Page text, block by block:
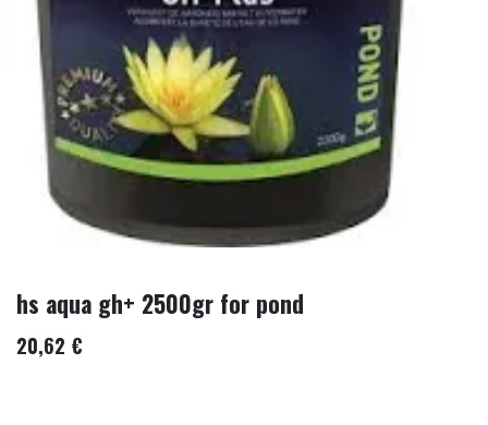
hs aqua gh+ 2500gr for pond
20,62 €